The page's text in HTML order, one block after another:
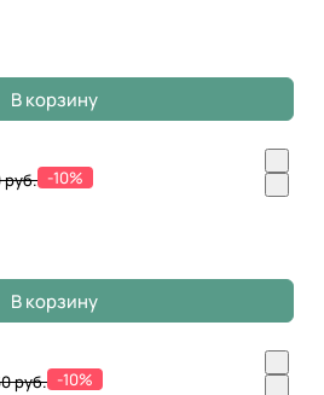
В корзину
руб. -10%
В корзину
руб. -10%